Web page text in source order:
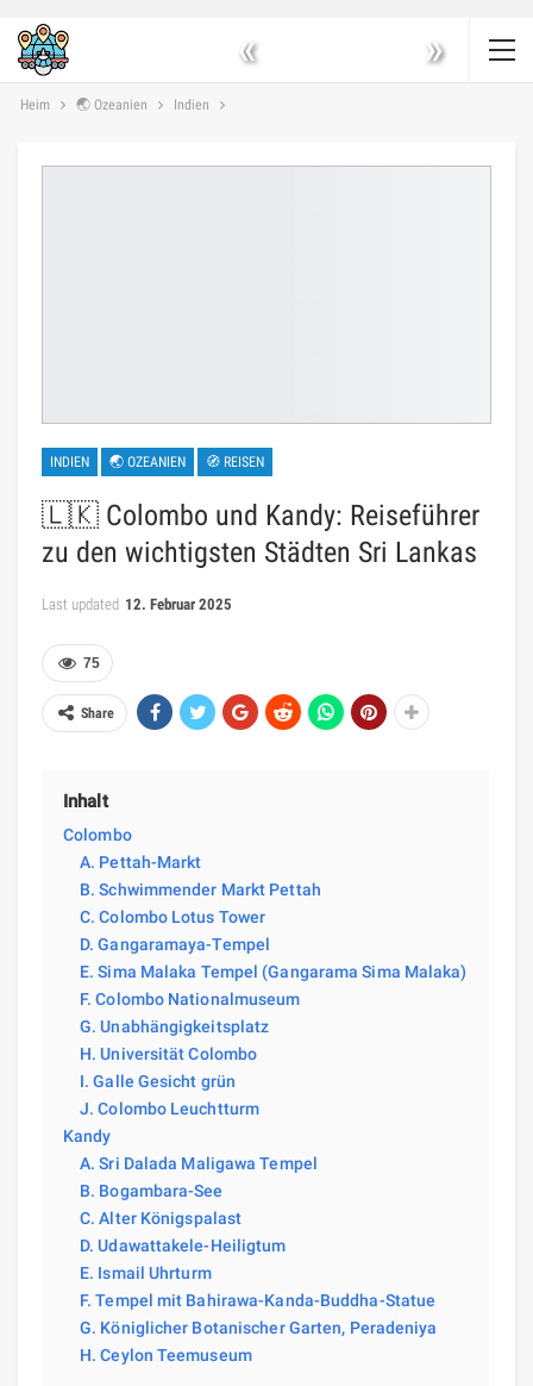
« »
Heim 🌏 Ozeanien Indien
INDIEN 🌏 OZEANIEN 🧭 REISEN
🇱🇰 Colombo und Kandy: Reiseführer
zu den wichtigsten Städten Sri Lankas
Last updated 12. Februar 2025
75
Share
Inhalt
Colombo
A. Pettah-Markt
B. Schwimmender Markt Pettah
C. Colombo Lotus Tower
D. Gangaramaya-Tempel
E. Sima Malaka Tempel (Gangarama Sima Malaka)
F. Colombo Nationalmuseum
G. Unabhängigkeitsplatz
H. Universität Colombo
I. Galle Gesicht grün
J. Colombo Leuchtturm
Kandy
A. Sri Dalada Maligawa Tempel
B. Bogambara-See
C. Alter Königspalast
D. Udawattakele-Heiligtum
E. Ismail Uhrturm
F. Tempel mit Bahirawa-Kanda-Buddha-Statue
G. Königlicher Botanischer Garten, Peradeniya
H. Ceylon Teemuseum